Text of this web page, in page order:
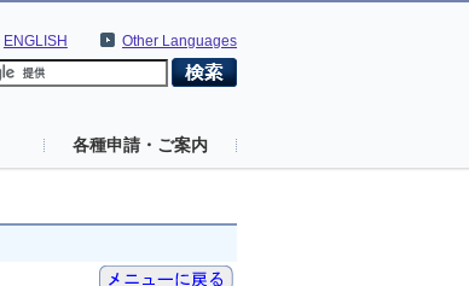
Other Languages
ENGLISH
各種申請・ご案内